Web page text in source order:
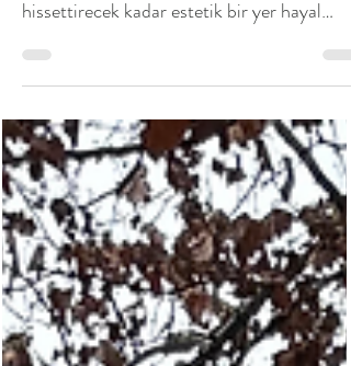
Yunanistan’da olduğunuzu unutturacak
kadar tanıdık, ama Avrupa’da olduğunuzu
hissettirecek kadar estetik bir yer hayal
edin... İşte orası, Batı Trakya’nın kalbindeki
efsanevi şehir: İskeçe (Xanthi).